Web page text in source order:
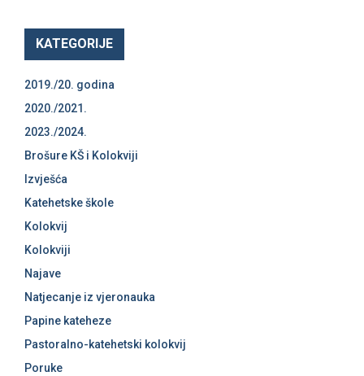
KATEGORIJE
2019./20. godina
2020./2021.
2023./2024.
Brošure KŠ i Kolokviji
Izvješća
Katehetske škole
Kolokvij
Kolokviji
Najave
Natjecanje iz vjeronauka
Papine kateheze
Pastoralno-katehetski kolokvij
Poruke